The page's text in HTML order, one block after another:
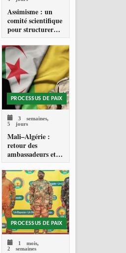
Assimisme : un
comité scientifique
pour structurer
une doctrine de la
refondation
PROCESSUS DE PAIX
3 semaines,
5 jours
Mali–Algérie :
retour des
ambassadeurs et
réouverture des
espaces aériens
PROCESSUS DE PAIX
1 mois,
2 semaines